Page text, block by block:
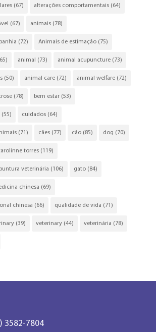
(67) alterações comportamentais(64)
(67) animais(78)
(72) Animais de estimação(75)
animal (73) animal acupuncture(73)
(50) animal care(72) animal welfare(72)
(78) bem estar(53)
(55) cuidados(64)
(71) cães(77) cão(85) dog (70)
torres(119)
veterinária (106) gato(84)
chinesa (69)
chinesa (66) qualidade de vida (71)
(39) veterinary(44) veterinária (78)
3582-7804